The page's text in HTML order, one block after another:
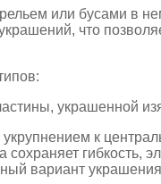
или бусами в
что
украшенной
к
вариант